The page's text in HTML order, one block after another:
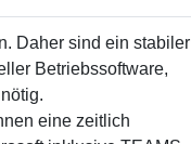
Daher sind ein stabiler
Betriebssoftware,
eine zeitlich